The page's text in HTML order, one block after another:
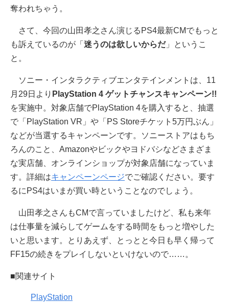
奪われちゃう。
さて、今回の山田孝之さん演じるPS4最新CMでもっと
も訴えているのが「 迷うのは欲しいからだ」というこ
と。
ソニー・インタラクティブエンタテインメントは、11
月29日より PlayStation 4 ゲットチャンスキャンペーン!!
を実施中。対象店舗でPlayStation 4を購入すると、抽選
で「PlayStation VR」や「PS Storeチケット5万円ぶん」
などが当選するキャンペーンです。ソニーストアはもち
ろんのこと、Amazonやビックやヨドバシなどさまざま
な実店舗、オンラインショップが対象店舗になっていま
す。詳細はキャンペーンページでご確認ください。要す
るにPS4はいまが買い時ということなのでしょう。
山田孝之さんもCMで言っていましたけど、私も来年
は仕事量を減らしてゲームをする時間をもっと増やした
いと思います。とりあえず、とっとと今日も早く帰って
FF15の続きをプレイしないといけないので……。
■関連サイト
PlayStation